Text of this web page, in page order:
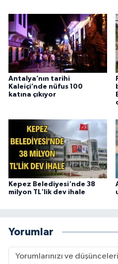
Antalya’nın tarihi
Kaleiçi’nde nüfus 100
katına çıkıyor
Kepez Belediyesi'nde 38
milyon TL'lik dev ihale
Yorumlar